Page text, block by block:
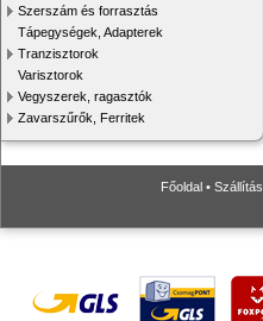
Szerszám és forrasztás
Tápegységek, Adapterek
Tranzisztorok
Varisztorok
Vegyszerek, ragasztók
Zavarszűrők, Ferritek
Főoldal • Szállítás